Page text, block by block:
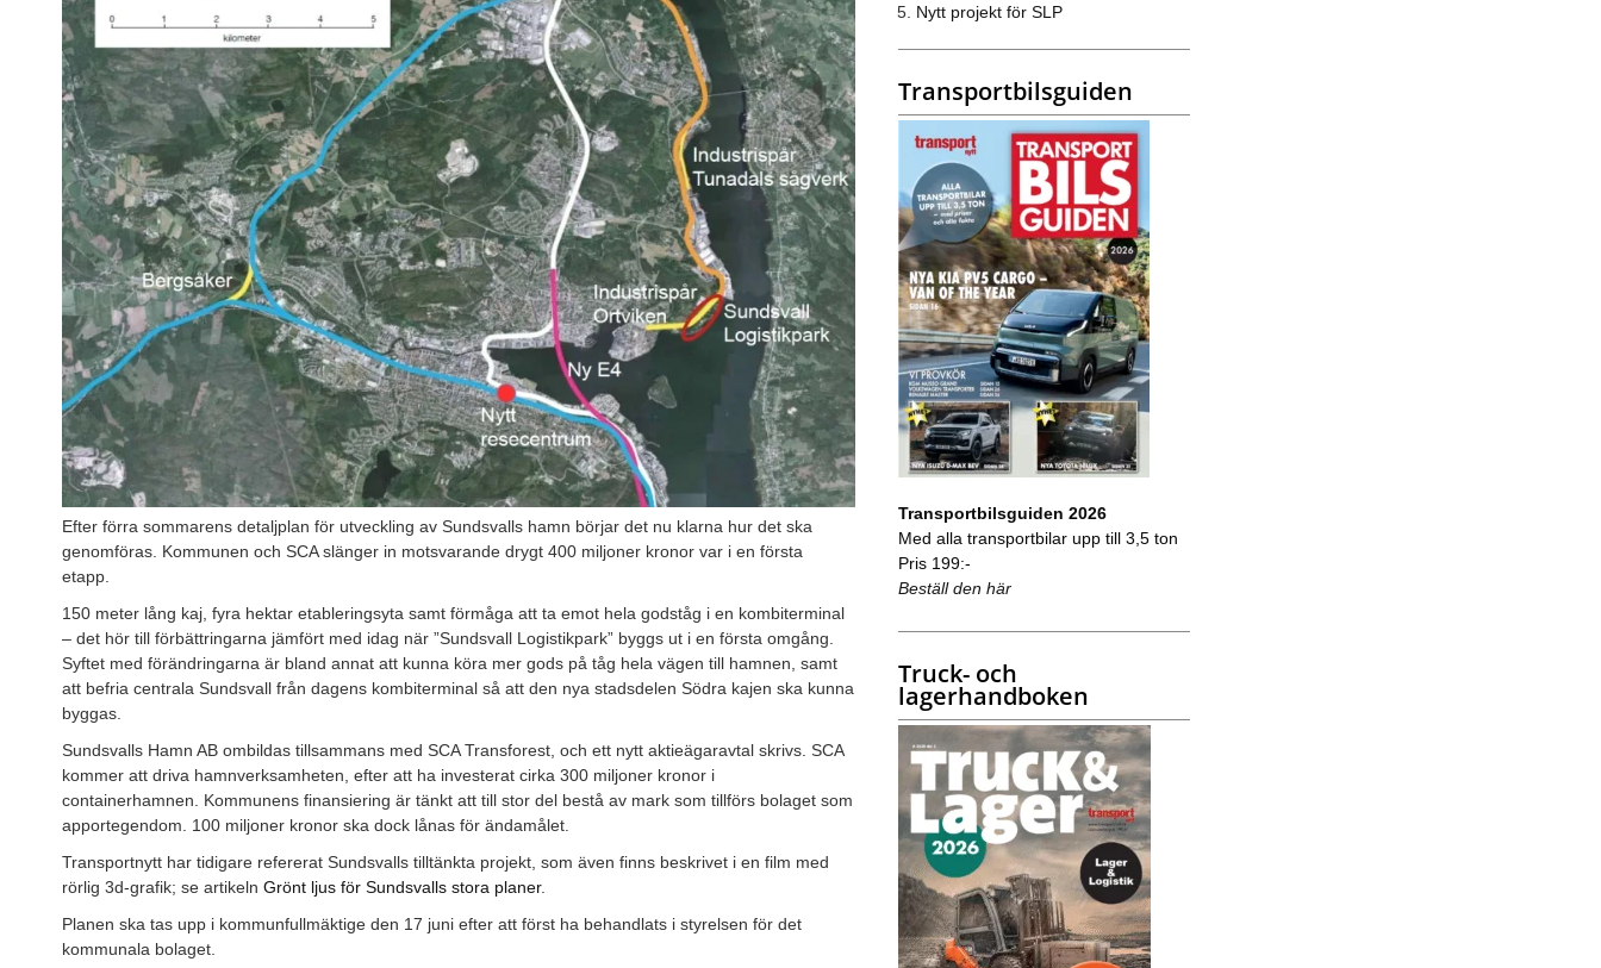
Efter förra sommarens detaljplan för utveckling av Sundsvalls hamn börjar det nu klarna hur det ska
genomföras. Kommunen och SCA slänger in motsvarande drygt 400 miljoner kronor var i en första
etapp.
150 meter lång kaj, fyra hektar etableringsyta samt förmåga att ta emot hela godståg i en kombiterminal
– det hör till förbättringarna jämfört med idag när ”Sundsvall Logistikpark” byggs ut i en första omgång.
Syftet med förändringarna är bland annat att kunna köra mer gods på tåg hela vägen till hamnen, samt
att befria centrala Sundsvall från dagens kombiterminal så att den nya stadsdelen Södra kajen ska kunna
byggas.
Sundsvalls Hamn AB ombildas tillsammans med SCA Transforest, och ett nytt aktieägaravtal skrivs. SCA
kommer att driva hamnverksamheten, efter att ha investerat cirka 300 miljoner kronor i
containerhamnen. Kommunens finansiering är tänkt att till stor del bestå av mark som tillförs bolaget som
apportegendom. 100 miljoner kronor ska dock lånas för ändamålet.
Transportnytt har tidigare refererat Sundsvalls tilltänkta projekt, som även finns beskrivet i en film med
rörlig 3d-grafik; se artikeln Grönt ljus för Sundsvalls stora planer.
Planen ska tas upp i kommunfullmäktige den 17 juni efter att först ha behandlats i styrelsen för det
kommunala bolaget.
Nytt projekt för SLP
Transportbilsguiden
Transportbilsguiden 2026
Med alla transportbilar upp till 3,5 ton
Pris 199:-
Beställ den här
Truck- och
lagerhandboken